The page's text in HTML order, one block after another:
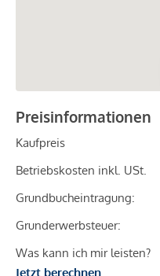
Preisinformationen
Kaufpreis
Betriebskosten inkl. USt.
Grundbucheintragung:
Grunderwerbsteuer:
Was kann ich mir leisten?
Jetzt berechnen